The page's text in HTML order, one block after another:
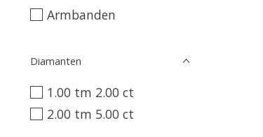
Armbanden
Diamanten
1.00 tm 2.00 ct
2.00 tm 5.00 ct